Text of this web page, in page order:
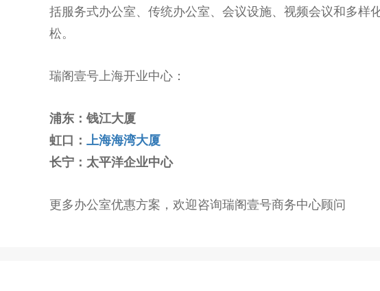
括服务式办公室、传统办公室、会议设施、视频会议和
松。
瑞阁壹号上海开业中心：
浦东：钱江大厦
虹口： 上海海湾大厦
长宁：太平洋企业中心
更多办公室优惠方案，欢迎咨询瑞阁壹号商务中心顾问